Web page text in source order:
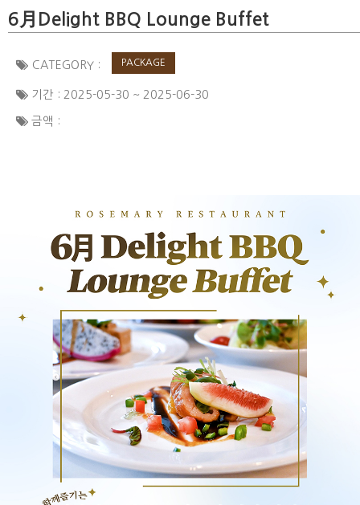
6月Delight BBQ Lounge Buffet
CATEGORY : PACKAGE
기간 : 2025-05-30 ~ 2025-06-30
금액 :